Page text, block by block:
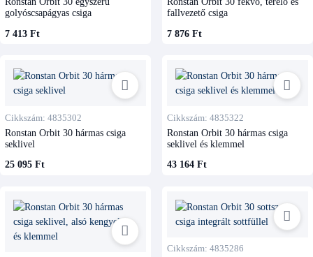
golyóscsapágyas csiga
7 413 Ft
fallvezető csiga
7 876 Ft
Cikkszám: 4835302
Ronstan Orbit 30 hármas csiga
seklivel
25 095 Ft
Cikkszám: 4835322
Ronstan Orbit 30 hármas csiga
seklivel és klemmel
43 164 Ft
Cikkszám: 4835286